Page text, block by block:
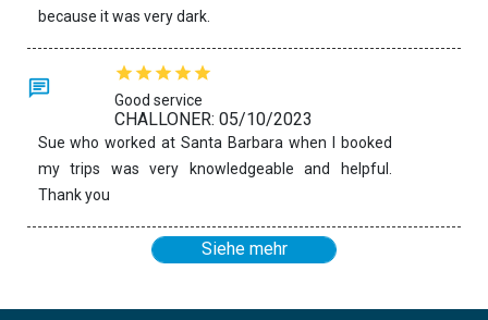
because it was very dark.
Good service
CHALLONER: 05/10/2023
Sue who worked at Santa Barbara when I booked
my trips was very knowledgeable and helpful.
Thank you
Siehe mehr